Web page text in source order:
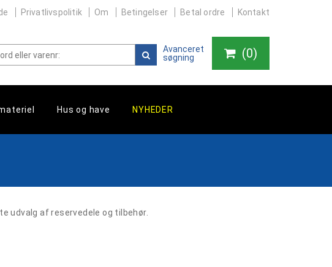
Privatlivspolitik Om Betingelser Betal ordre Kontakt
Avanceret
søgning
(0)
Hus og have NYHEDER
udvalg af reservedele og tilbehør.